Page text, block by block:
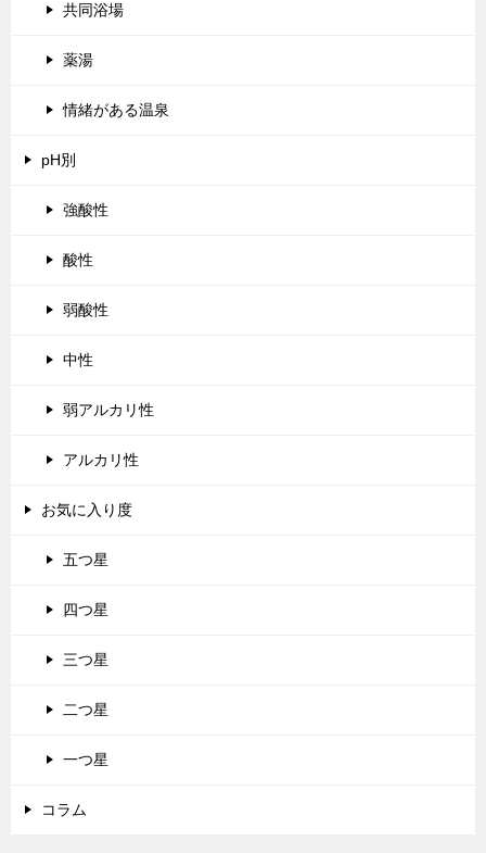
共同浴場
薬湯
情緒がある温泉
pH別
強酸性
酸性
弱酸性
中性
弱アルカリ性
アルカリ性
お気に入り度
五つ星
四つ星
三つ星
二つ星
一つ星
コラム